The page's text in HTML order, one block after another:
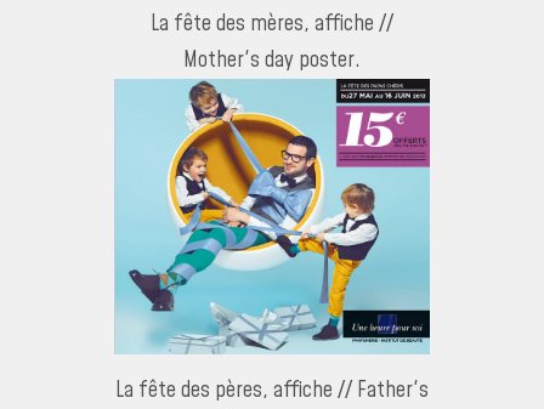
La fête des mères, affiche //
Mother's day poster.
La fête des pères, affiche // Father's